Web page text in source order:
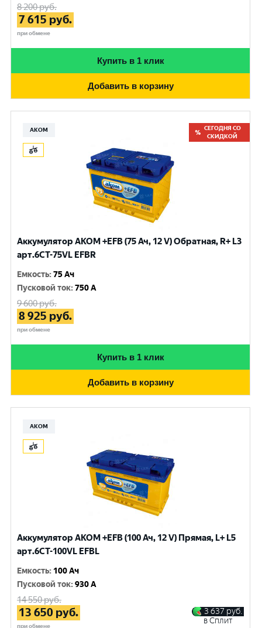
8 200руб.
7 615 руб.
при обмене
Купить в 1 клик
Добавить в корзину
АКОМ
СЕГОДНЯ СО
СКИДКОЙ
Аккумулятор AKOM +EFB (75 Ач, 12 V) Обратная, R+ L3
арт.6СТ-75VL EFBR
Емкость:75 Ач
Пусковой ток:750 A
9 600руб.
8 925 руб.
при обмене
Купить в 1 клик
Добавить в корзину
АКОМ
Аккумулятор AKOM +EFB (100 Ач, 12 V) Прямая, L+ L5
арт.6СТ-100VL EFBL
Емкость: 100 Ач
Пусковой ток:930 A
14 550руб.
13 650 руб.
при обмене
3 637 руб.
в Сплит